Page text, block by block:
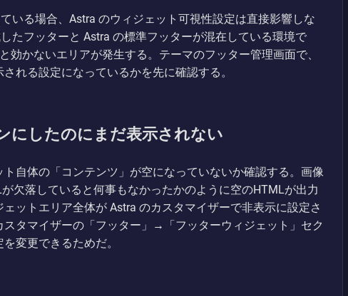
いる場合、Astra のウィジェット可視性設定は直接影響しな
たフッターと Astra の標準フッターが混在している環境で
効かないエリアが発生する。テーマのフッター管理画面で、
れる設定になっているかを先に確認する。
にしたのにまだ表示されない
自体の「コンテンツ」が空になっていないか確認する。画像
欠落していると何事もなかったかのように空のHTMLが出力
ットエリア全体が Astra のカスタマイザーで非表示に設定さ
タマイザーの「フッター」→「フッターウィジェット」セク
変更できるためだ。